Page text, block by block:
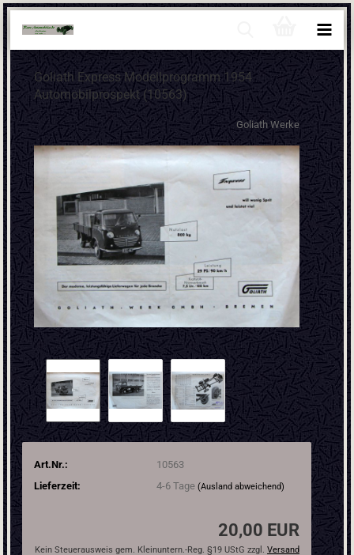
Goliath Express Modellprogramm 1954
Automobilprospekt (10563)
Goliath Werke
Art.Nr.:
10563
Lieferzeit:
4-6 Tage (Ausland abweichend)
20,00 EUR
Kein Steuerausweis gem. Kleinuntern.-Reg. §19 UStG zzgl. Versand